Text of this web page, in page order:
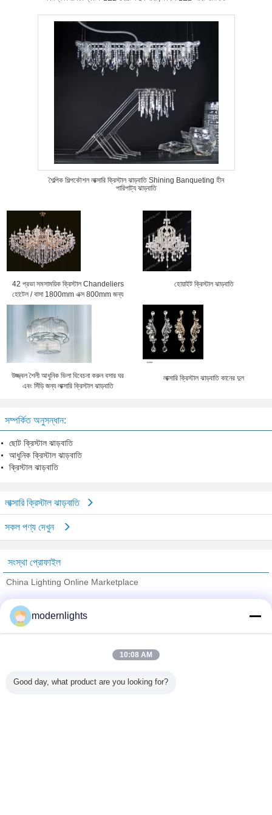
শৈল্পিক শিল্পকৌশল লাক্সারি ক্রিস্টাল ঝাড়বাতি Shining Banqueting হীন
পারিপাট্য ঝাড়বাতি
42 প্রভা সমসাময়িক ক্রিস্টাল Chandeliers
হোটেল / বাসা 1800mm এক্স 800mm জন্য
হোয়াইট ক্রিস্টাল ঝাড়বাতি
উজ্জ্বল শৈলী আধুনিক ভিলা বিবেচনা করুন বসার ঘর
এবং সিঁড়ি জন্য লাক্সারি ক্রিস্টাল ঝাড়বাতি
লাক্সারি ক্রিস্টাল ঝাড়বাতি কানের দুল
সম্পর্কিত অনুসন্ধান:
ছোট ক্রিস্টাল ঝাড়বাতি
আধুনিক ক্রিস্টাল ঝাড়বাতি
ক্রিস্টাল ঝাড়বাতি
লাক্সারি ক্রিস্টাল ঝাড়বাতি
সকল পণ্য দেখুন
সংস্থা প্রোফাইল
China Lighting Online Marketplace
Trust Seal
Verified Suplier
modernlights
10:08 AM
Good day, what product are you looking for?